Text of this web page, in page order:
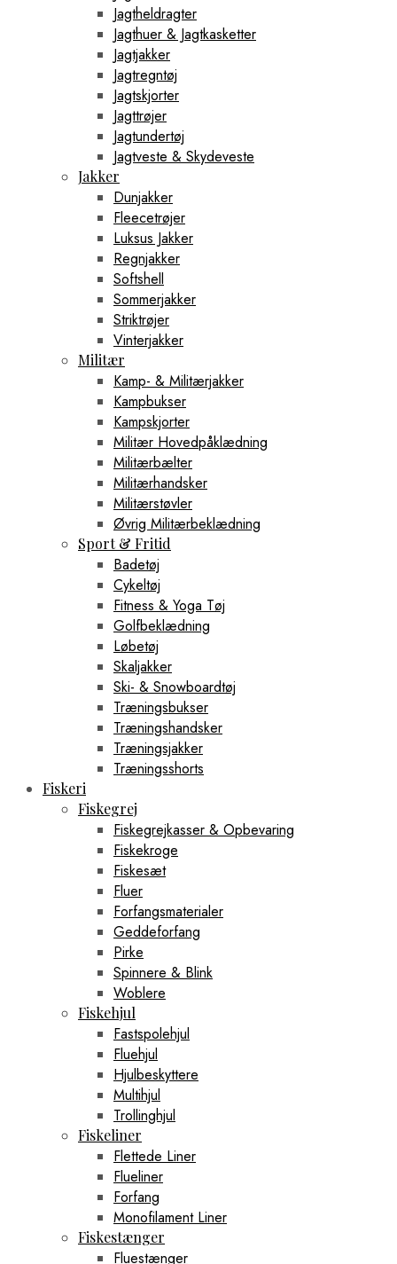
Jagtheldragter
Jagthuer & Jagtkasketter
Jagtjakker
Jagtregntøj
Jagtskjorter
Jagttrøjer
Jagtundertøj
Jagtveste & Skydeveste
Jakker
Dunjakker
Fleecetrøjer
Luksus Jakker
Regnjakker
Softshell
Sommerjakker
Striktrøjer
Vinterjakker
Militær
Kamp- & Militærjakker
Kampbukser
Kampskjorter
Militær Hovedpåklædning
Militærbælter
Militærhandsker
Militærstøvler
Øvrig Militærbeklædning
Sport & Fritid
Badetøj
Cykeltøj
Fitness & Yoga Tøj
Golfbeklædning
Løbetøj
Skaljakker
Ski- & Snowboardtøj
Træningsbukser
Træningshandsker
Træningsjakker
Træningsshorts
Fiskeri
Fiskegrej
Fiskegrejkasser & Opbevaring
Fiskekroge
Fiskesæt
Fluer
Forfangsmaterialer
Geddeforfang
Pirke
Spinnere & Blink
Woblere
Fiskehjul
Fastspolehjul
Fluehjul
Hjulbeskyttere
Multihjul
Trollinghjul
Fiskeliner
Flettede Liner
Flueliner
Forfang
Monofilament Liner
Fiskestænger
Fluestænger